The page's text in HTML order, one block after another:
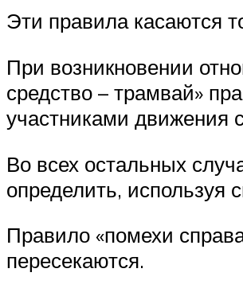
Эти правила касаются
При возникновении
средство – трамвай»
участниками движения
Во всех остальных
определить, используя
Правило «помехи
пересекаются.